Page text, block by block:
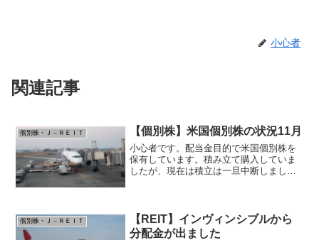
小心者
関連記事
個別株・Ｊ－ＲＥＩＴ 【個別株】米国個別株の状況11月
小心者です。配当金目的で米国個別株を
保有しています。積み立て購入していま
したが、現在は積立は一旦中断しまし
スです。アフラック(AF...
個別株・Ｊ－ＲＥＩＴ
【REIT】インヴィンシブルから
分配金が出ました